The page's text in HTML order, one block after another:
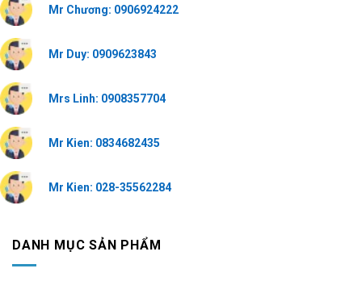
Mr Chương: 0906924222
Mr Duy: 0909623843
Mrs Linh: 0908357704
Mr Kien: 0834682435
Mr Kien: 028-35562284
DANH MỤC SẢN PHẨM